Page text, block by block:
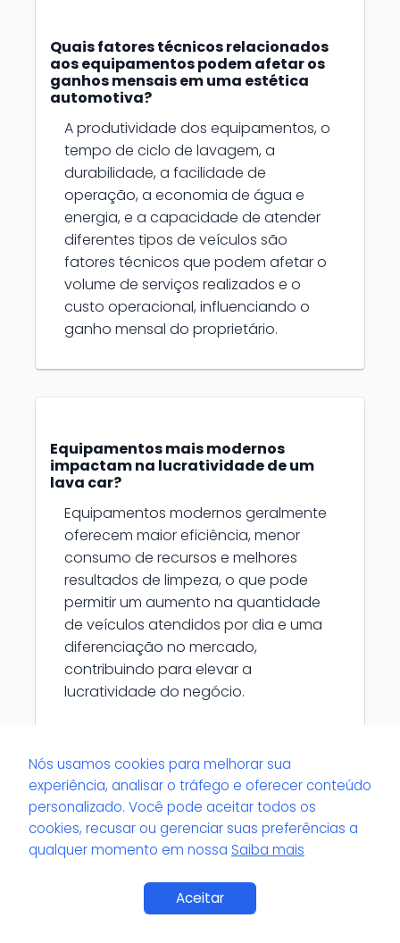
Quais fatores técnicos relacionados
aos equipamentos podem afetar os
ganhos mensais em uma estética
automotiva?
A produtividade dos equipamentos, o
tempo de ciclo de lavagem, a
durabilidade, a facilidade de
operação, a economia de água e
energia, e a capacidade de atender
diferentes tipos de veículos são
fatores técnicos que podem afetar o
volume de serviços realizados e o
custo operacional, influenciando o
ganho mensal do proprietário.
Equipamentos mais modernos
impactam na lucratividade de um
lava car?
Equipamentos modernos geralmente
oferecem maior eficiência, menor
consumo de recursos e melhores
resultados de limpeza, o que pode
permitir um aumento na quantidade
de veículos atendidos por dia e uma
diferenciação no mercado,
contribuindo para elevar a
lucratividade do negócio.
Há diferença no rendimento mensal
dependendo do tipo de equipamento
utilizado na lavagem de carros?
de alta pressão, extratoras,
vaporizadores e aspiradores
Nós usamos cookies para melhorar sua
experiência, analisar o tráfego e oferecer conteúdo
personalizado. Você pode aceitar todos os
cookies, recusar ou gerenciar suas preferências a
qualquer momento em nossa Saiba mais
Aceitar